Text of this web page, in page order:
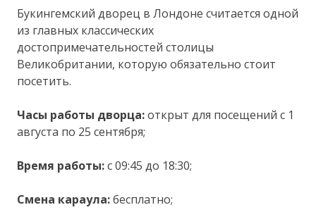
Букингемский дворец в Лондоне считается одной
из главных классических
достопримечательностей столицы
Великобритании, которую обязательно стоит
посетить.
Часы работы дворца:открыт для посещений с 1
августа по 25 сентября;
Время работы:с 09:45 до 18:30;
Смена караула:бесплатно;